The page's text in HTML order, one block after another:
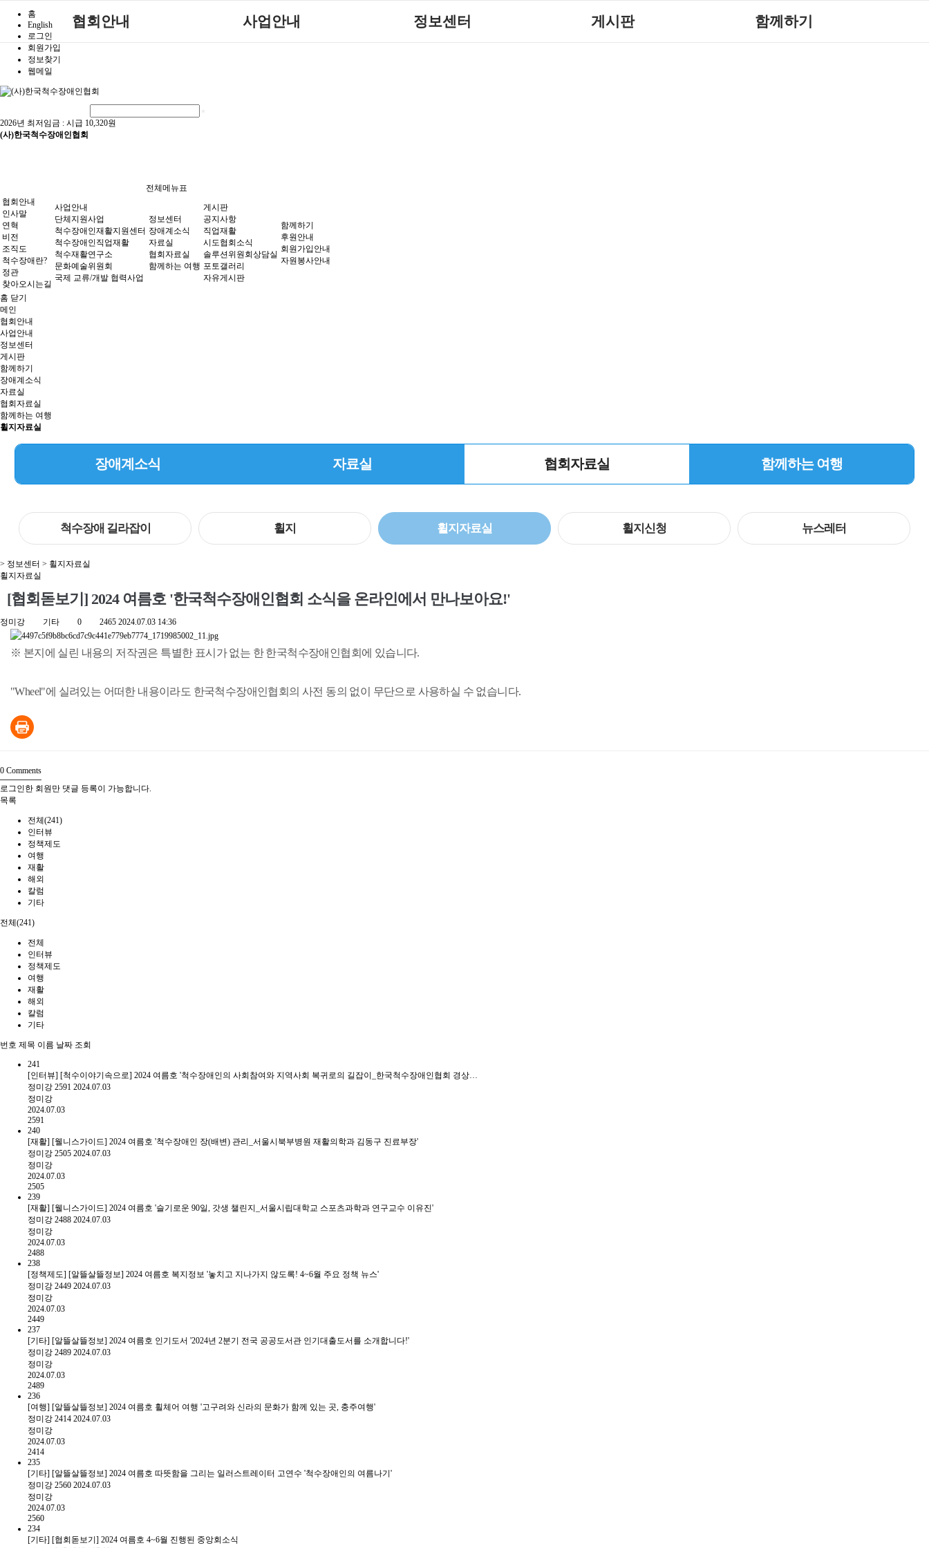
홈
English
로그인
회원가입
정보찾기
웹메일
2026년 최저임금 : 시급 10,320원
(사)한국척수장애인협회
협회안내
비전
조직도
척수장애란?
사업안내 정보센터 게시판 함께하기
전체메뉴표
협회안내
인사말
연혁
비전
조직도
척수장애란?
정관
찾아오시는길
사업안내
단체지원사업
척수장애인재활지원센터
척수장애인직업재활
척수재활연구소
문화예술위원회
국제 교류/개발 협력사업
정보센터
장애계소식
자료실
협회자료실
함께하는 여행
게시판
공지사항
직업재활
시도협회소식
솔루션위원회상담실
포토갤러리
자유게시판
함께하기
후원안내
회원가입안내
자원봉사안내
홈 닫기
메인
협회안내
사업안내
정보센터
게시판
함께하기
장애계소식
자료실
협회자료실
함께하는 여행
휠지자료실
장애계소식 자료실 협회자료실 함께하는 여행
척수장애 길라잡이 휠지 휠지자료실 휠지신청 뉴스레터
> 정보센터 > 휠지자료실
휠지자료실
[협회돋보기] 2024 여름호 '한국척수장애인협회 소식을 온라인에서 만나보아요!'
정미강 기타 0 2465 2024.07.03 14:36
※ 본지에 실린 내용의 저작권은 특별한 표시가 없는 한 한국척수장애인협회에 있습니다.
"Wheel"에 실려있는 어떠한 내용이라도 한국척수장애인협회의 사전 동의 없이 무단으로 사용하실 수 없습니다.
0 Comments
로그인한 회원만 댓글 등록이 가능합니다.
목록
전체(241)
인터뷰
정책제도
여행
재활
해외
칼럼
기타
전체(241)
전체
인터뷰
정책제도
여행
재활
해외
칼럼
기타
번호 제목 이름 날짜 조회
241
[인터뷰] [척수이야기속으로] 2024 여름호 '척수장애인의 사회참여와 지역사회 복귀로의 길잡이_한국척수장애인협회 경상…
정미강 2591 2024.07.03
정미강
2024.07.03
2591
240
[재활] [웰니스가이드] 2024 여름호 '척수장애인 장(배변) 관리_서울시북부병원 재활의학과 김동구 진료부장'
정미강 2505 2024.07.03
정미강
2024.07.03
2505
239
[재활] [웰니스가이드] 2024 여름호 '슬기로운 90일, 갓생 챌린지_서울시립대학교 스포츠과학과 연구교수 이유진'
정미강 2488 2024.07.03
정미강
2024.07.03
2488
238
[정책제도] [알뜰살뜰정보] 2024 여름호 복지정보 '놓치고 지나가지 않도록! 4~6월 주요 정책 뉴스'
정미강 2449 2024.07.03
정미강
2024.07.03
2449
237
[기타] [알뜰살뜰정보] 2024 여름호 인기도서 '2024년 2분기 전국 공공도서관 인기대출도서를 소개합니다!'
정미강 2489 2024.07.03
정미강
2024.07.03
2489
236
[여행] [알뜰살뜰정보] 2024 여름호 휠체어 여행 '고구려와 신라의 문화가 함께 있는 곳, 충주여행'
정미강 2414 2024.07.03
정미강
2024.07.03
2414
235
[기타] [알뜰살뜰정보] 2024 여름호 따뜻함을 그리는 일러스트레이터 고연수 '척수장애인의 여름나기'
정미강 2560 2024.07.03
정미강
2024.07.03
2560
234
[기타] [협회돋보기] 2024 여름호 4~6월 진행된 중앙회소식